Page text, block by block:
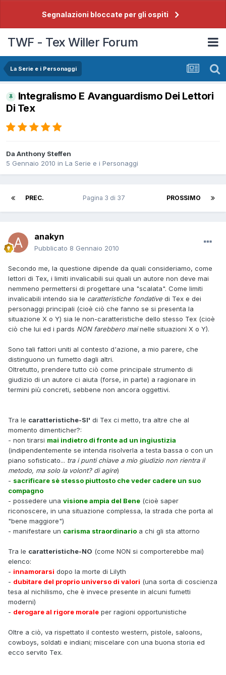
Segnalazioni bloccate per gli ospiti
TWF - Tex Willer Forum
La Serie e i Personaggi
Integralismo E Avanguardismo Dei Lettori
Di Tex
Da Anthony Steffen
5 Gennaio 2010 in La Serie e i Personaggi
PREC. PROSSIMO
Pagina 3 di 37
anakyn
Pubblicato 8 Gennaio 2010
Secondo me, la questione dipende da quali consideriamo, come
lettori di Tex, i limiti invalicabili sui quali un autore non deve mai
nemmeno permettersi di progettare una "scalata". Come limiti
invalicabili intendo sia le caratteristiche fondative di Tex e dei
personaggi principali (cioè ciò che fanno se si presenta la
situazione X o Y) sia le non-caratteristiche dello stesso Tex (cioè
ciò che lui ed i pards NON farebbero mainelle situazioni X o Y).
Sono tali fattori uniti al contesto d'azione, a mio parere, che
distinguono un fumetto dagli altri.
Oltretutto, prendere tutto ciò come principale strumento di
giudizio di un autore ci aiuta (forse, in parte) a ragionare in
termini più concreti, sebbene non ancora oggettivi.
Tra le caratteristiche-SI' di Tex ci metto, tra altre che al
momento dimenticher?:
- non tirarsi mai indietro di fronte ad un ingiustizia
(indipendentemente se intenda risolverla a testa bassa o con un
piano sofisticato... tra i punti chiave a mio giudizio non rientra il
metodo, ma solo la volont? di agire)
- sacrificare sè stesso piuttosto che veder cadere un suo
compagno
- possedere una visione ampia del Bene (cioè saper
riconoscere, in una situazione complessa, la strada che porta al
"bene maggiore")
- manifestare un carisma straordinario a chi gli sta attorno
Tra le caratteristiche-NO (come NON si comporterebbe mai)
elenco:
- innamorarsi dopo la morte di Lilyth
- dubitare del proprio universo di valori (una sorta di coscienza
tesa al nichilismo, che è invece presente in alcuni fumetti
moderni)
- derogare al rigore morale per ragioni opportunistiche
Oltre a ciò, va rispettato il contesto western, pistole, saloons,
cowboys, soldati e indiani; miscelare con una buona storia ed
ecco servito Tex.